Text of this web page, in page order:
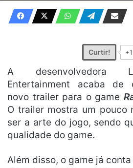
Curtir! +1
A desenvolvedora
Entertainment acaba de
novo trailer para o game
O trailer mostra um pouco
ser a arte do jogo, sendo
qualidade do game.
Além disso, o game já